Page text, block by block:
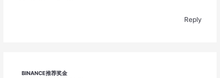
Reply
BINANCE推荐奖金